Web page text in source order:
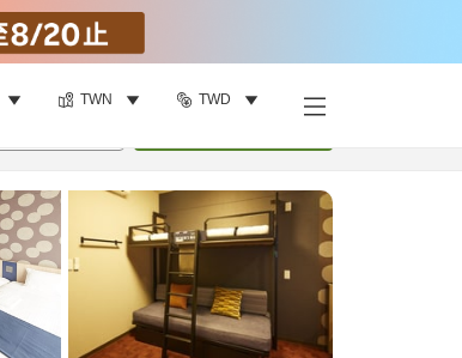
TWN TWD